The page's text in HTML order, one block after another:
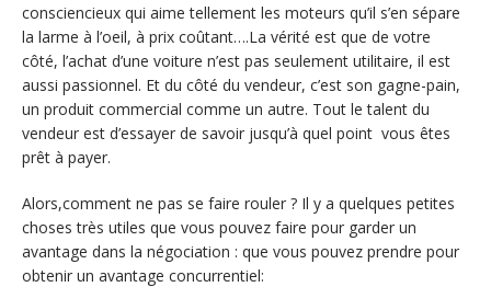
consciencieux qui aime tellement les moteurs qu’il s’en sépare
la larme à l’oeil, à prix coûtant….La vérité est que de votre
côté, l’achat d’une voiture n’est pas seulement utilitaire, il est
aussi passionnel. Et du côté du vendeur, c’est son gagne-pain,
un produit commercial comme un autre. Tout le talent du
vendeur est d’essayer de savoir jusqu’à quel point vous êtes
prêt à payer.
Alors,comment ne pas se faire rouler ? Il y a quelques petites
choses très utiles que vous pouvez faire pour garder un
avantage dans la négociation : que vous pouvez prendre pour
obtenir un avantage concurrentiel: